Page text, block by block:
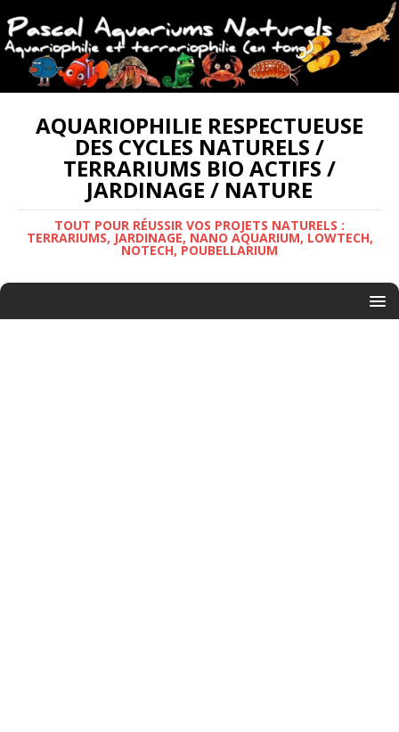
AQUARIOPHILIE RESPECTUEUSE
DES CYCLES NATURELS /
TERRARIUMS BIO ACTIFS /
JARDINAGE / NATURE
TOUT POUR RÉUSSIR VOS PROJETS NATURELS :
TERRARIUMS, JARDINAGE, NANO AQUARIUM, LOWTECH,
NOTECH, POUBELLARIUM